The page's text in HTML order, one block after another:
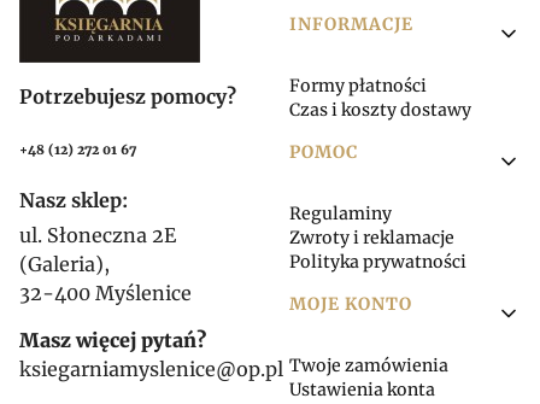
Potrzebujesz pomocy?
+48 (12) 272 01 67
Nasz sklep:
ul. Słoneczna 2E
(Galeria),
32-400 Myślenice
Masz więcej pytań?
ksiegarniamyslenice@op.pl
INFORMACJE
Formy płatności
Czas i koszty dostawy
POMOC
Regulaminy
Zwroty i reklamacje
Polityka prywatności
MOJE KONTO
Twoje zamówienia
Ustawienia konta